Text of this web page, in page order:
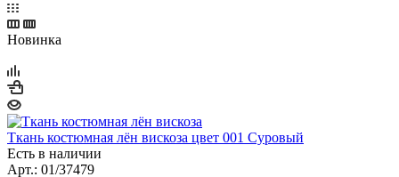
Новинка
Ткань костюмная лён вискоза цвет 001 Суровый
Есть в наличии
Арт.: 01/37479